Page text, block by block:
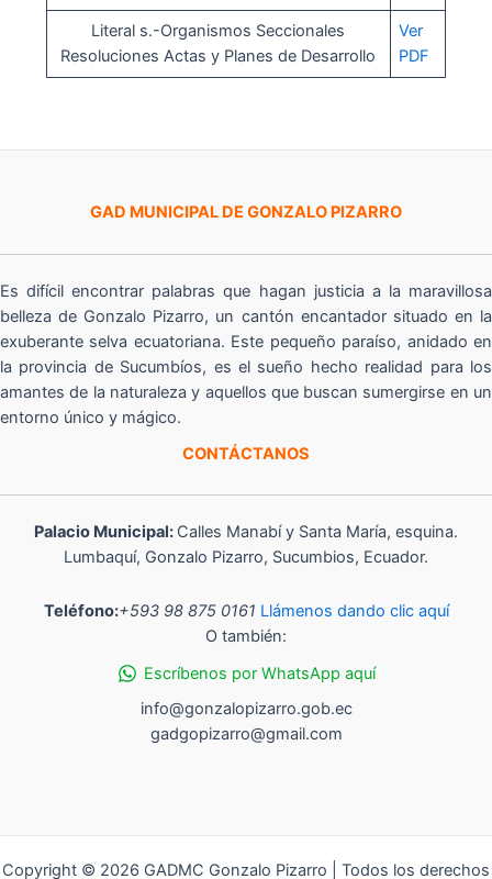
Literal s.-Organismos Seccionales
Resoluciones Actas y Planes de Desarrollo
Ver
PDF
GAD MUNICIPAL DE GONZALO PIZARRO
Es difícil encontrar palabras que hagan justicia a la maravillosa
belleza de Gonzalo Pizarro, un cantón encantador situado en la
exuberante selva ecuatoriana. Este pequeño paraíso, anidado en
la provincia de Sucumbíos, es el sueño hecho realidad para los
amantes de la naturaleza y aquellos que buscan sumergirse en un
entorno único y mágico.
CONTÁCTANOS
Palacio Municipal: Calles Manabí y Santa María, esquina.
Lumbaquí, Gonzalo Pizarro, Sucumbios, Ecuador.
Teléfono:+593 98 875 0161 Llámenos dando clic aquí
O también:
Escríbenos por WhatsApp aquí
info@gonzalopizarro.gob.ec
gadgopizarro@gmail.com
Copyright © 2026 GADMC Gonzalo Pizarro | Todos los derechos